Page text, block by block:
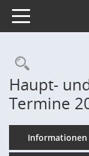
Toggle navigation
Haupt-
Termine
Informationen